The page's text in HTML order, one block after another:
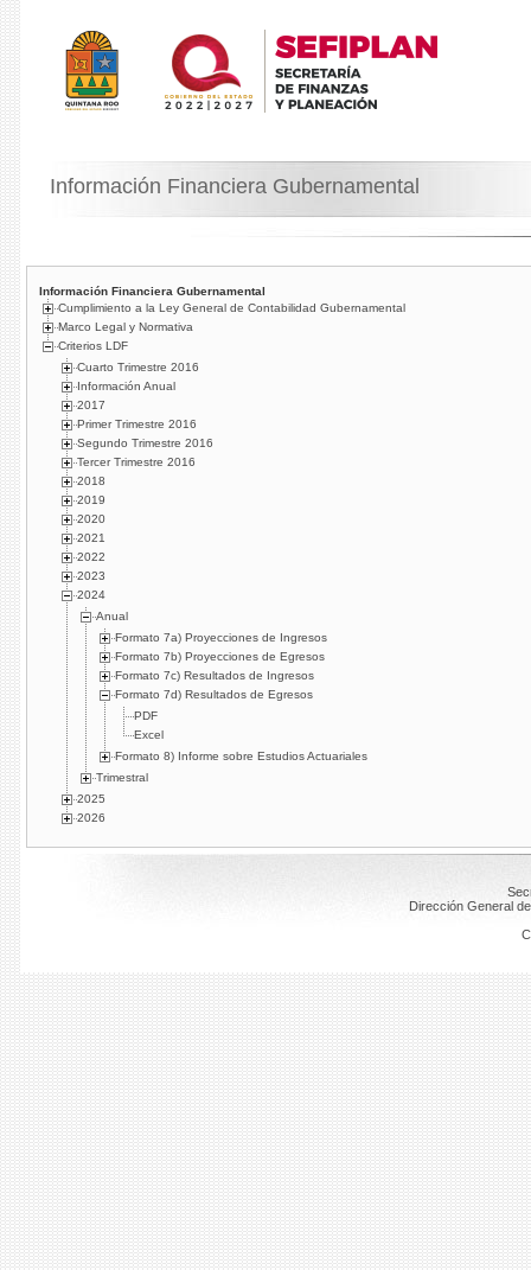
Información Financiera Gubernamental
Información Financiera Gubernamental
Cumplimiento a la Ley General de Contabilidad Gubernamental
Marco Legal y Normativa
Criterios LDF
Cuarto Trimestre 2016
Información Anual
2017
Primer Trimestre 2016
Segundo Trimestre 2016
Tercer Trimestre 2016
2018
2019
2020
2021
2022
2023
2024
Anual
Formato 7a) Proyecciones de Ingresos
Formato 7b) Proyecciones de Egresos
Formato 7c) Resultados de Ingresos
Formato 7d) Resultados de Egresos
PDF
Excel
Formato 8) Informe sobre Estudios Actuariales
Trimestral
2025
2026
Dirección General